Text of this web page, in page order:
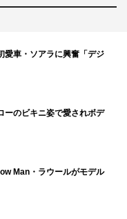
リーン スピリット」製作
愛車・ソアラに興奮「デジ
ーのビキニ姿で愛されボデ
Man・ラウールがモデル